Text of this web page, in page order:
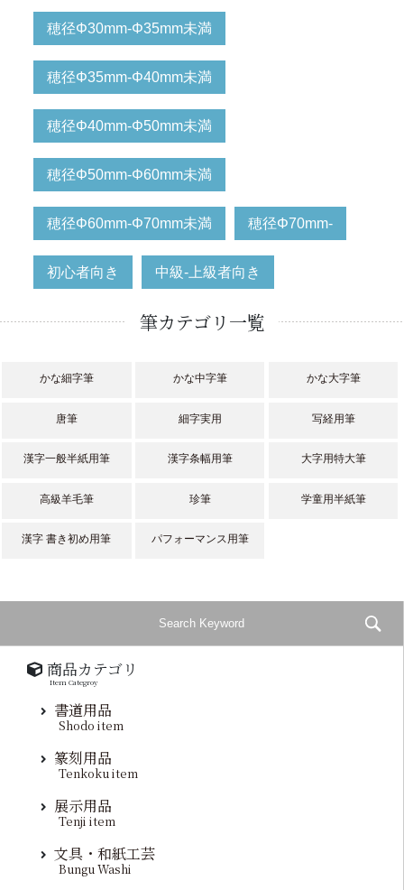
穂径Φ30mm-Φ35mm未満
穂径Φ35mm-Φ40mm未満
穂径Φ40mm-Φ50mm未満
穂径Φ50mm-Φ60mm未満
穂径Φ60mm-Φ70mm未満 穂径Φ70mm-
初心者向き 中級-上級者向き
筆カテゴリ一覧
かな細字筆 かな中字筆 かな大字筆
唐筆 細字実用 写経用筆
漢字一般半紙用筆 漢字条幅用筆 大字用特大筆
高級羊毛筆 珍筆 学童用半紙筆
漢字 書き初め用筆 パフォーマンス用筆
商品カテゴリ
Item Categroy
書道用品
Shodo item
篆刻用品
Tenkoku item
展示用品
Tenji item
文具・和紙工芸
Bungu Washi